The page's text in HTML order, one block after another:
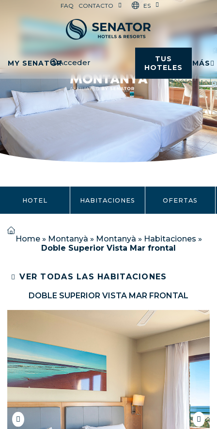
FAQ CONTACTO ES
MY SENATORAcceder
TUS
HOTELES
MÁS
HOTEL HABITACIONES OFERTAS
Home» Montanyà » Montanyà » Habitaciones »
Doble Superior Vista Mar frontal
VER TODAS LAS HABITACIONES
DOBLE SUPERIOR VISTA MAR FRONTAL